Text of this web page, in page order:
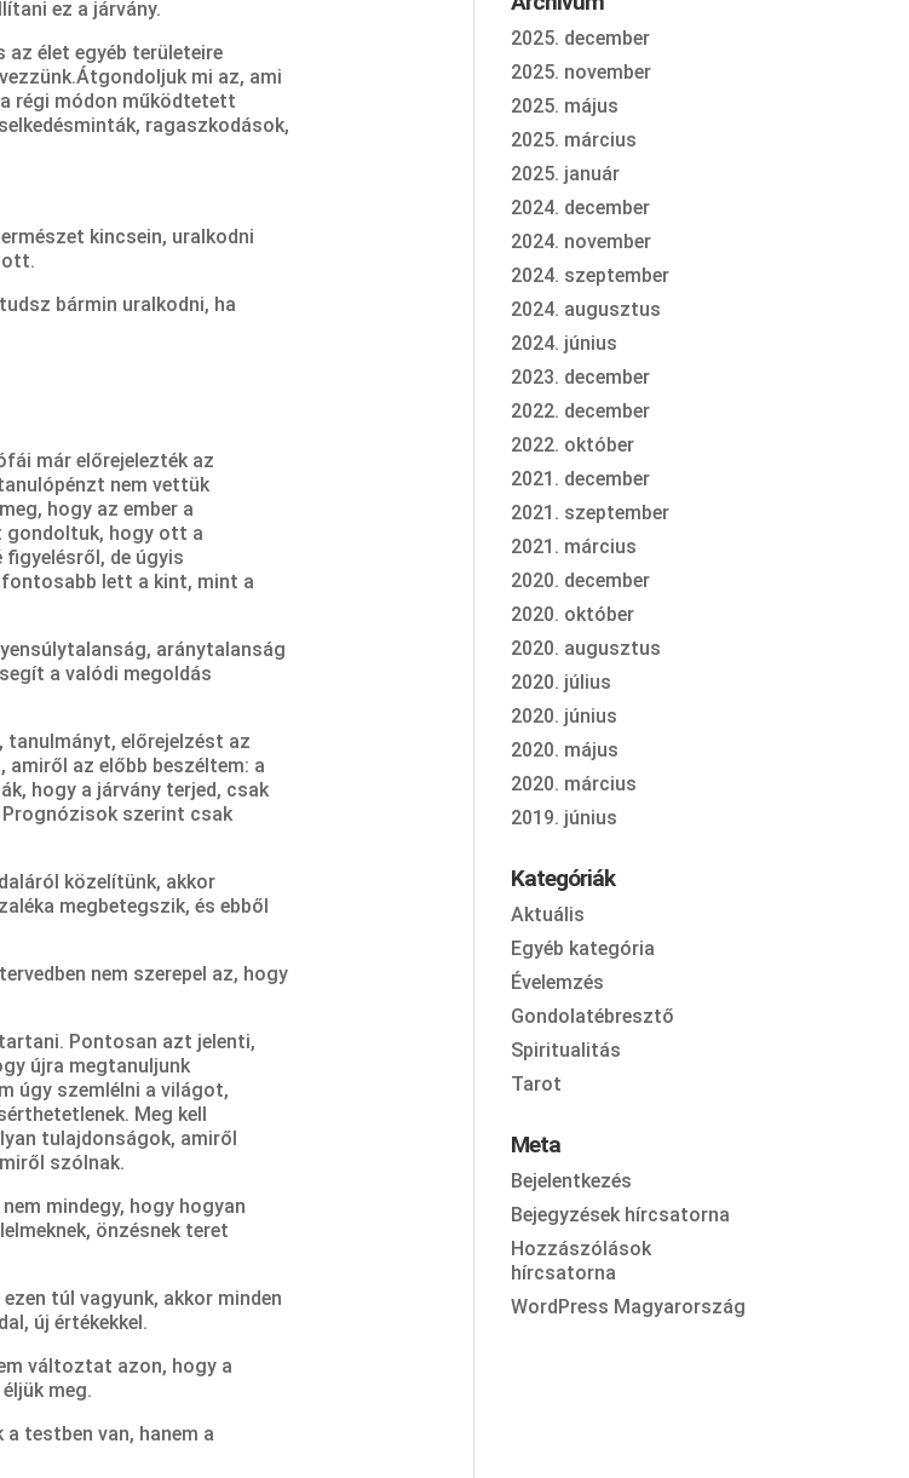
ez a járvány.
az élet egyéb területeire
Átgondoljuk mi az, ami
régi módon működtetett
ragaszkodások,
kincsein, uralkodni
bármin uralkodni, ha
már előrejelezték az
nem vettük
hogy az ember a
gondoltuk, hogy ott a
figyelésről, de úgyis
fontosabb lett a kint, mint a
aránytalanság
a valódi megoldás
előrejelzést az
amiről az előbb beszéltem: a
hogy a járvány terjed, csak
szerint csak
közelítünk, akkor
megbetegszik, és ebből
nem szerepel az, hogy
Pontosan azt jelenti,
újra megtanuljunk
úgy szemlélni a világot,
Meg kell
tulajdonságok, amiről
szólnak.
mindegy, hogy hogyan
önzésnek teret
túl vagyunk, akkor minden
új értékekkel.
változtat azon, hogy a
meg.
testben van, hanem a
2025. december
2025. november
2025. május
2025. március
2025. január
2024. december
2024. november
2024. szeptember
2024. augusztus
2024. június
2023. december
2022. december
2022. október
2021. december
2021. szeptember
2021. március
2020. december
2020. október
2020. augusztus
2020. július
2020. június
2020. május
2020. március
2019. június
Kategóriák
Aktuális
Egyéb kategória
Évelemzés
Gondolatébresztő
Spiritualitás
Tarot
Meta
Bejelentkezés
Bejegyzések hírcsatorna
Hozzászólások
hírcsatorna
WordPress Magyarország